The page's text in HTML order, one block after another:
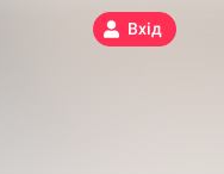
Вхід